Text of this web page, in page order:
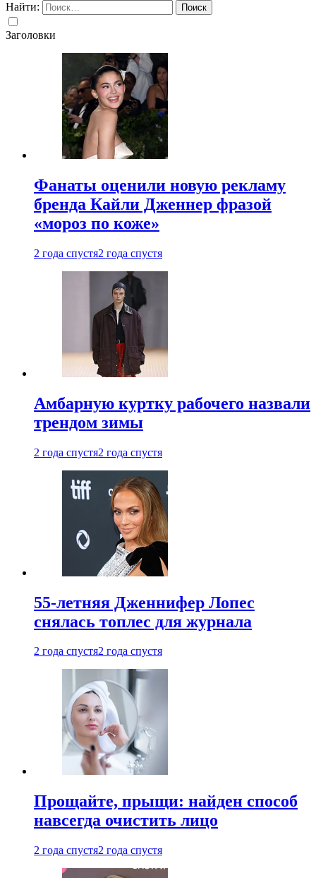
Найти:
Заголовки
Фанаты оценили новую рекламу
бренда Кайли Дженнер фразой
«мороз по коже»
2 года спустя2 года спустя
Амбарную куртку рабочего назвали
трендом зимы
2 года спустя2 года спустя
55-летняя Дженнифер Лопес
снялась топлес для журнала
2 года спустя2 года спустя
Прощайте, прыщи: найден способ
навсегда очистить лицо
2 года спустя2 года спустя